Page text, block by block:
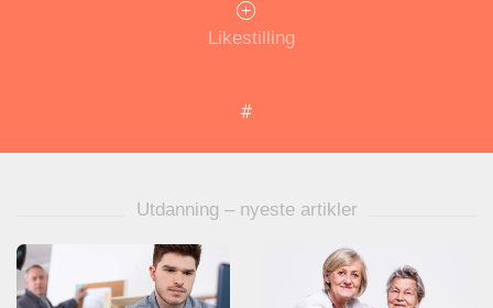
Likestilling
Utdanning – nyeste artikler